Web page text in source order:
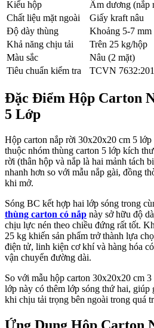
Kiểu hộp
Âm dương (nắp
Chất liệu mặt ngoài
Giấy kraft nâu
Độ dày thùng
Khoảng 5-7 mm
Khả năng chịu tải
Trên 25 kg/hộp
Màu sắc
Nâu (2 mặt)
Tiêu chuẩn kiểm tra
TCVN
Đặc Điểm Hộp Carton
5 Lớp
Hộp carton nắp rời 30x20x20 cm 5
thuộc nhóm thùng carton 5 lớp kích
rời (thân hộp và nắp là hai mảnh tách
nhanh hơn so với mẫu nắp gài, đồng
khi mở.
Sóng BC kết hợp hai lớp sóng trong
thùng carton có nắp này sở hữu độ
chịu lực nén theo chiều đứng rất tốt.
25 kg khiến sản phẩm trở thành lựa
điện tử, linh kiện cơ khí và hàng hóa
vận chuyển đường dài.
So với mẫu hộp carton 30x20x20 cm
lớp này có thêm lớp sóng thứ hai, giúp
khi chịu tải trọng bên ngoài trong quá
Ứng Dụng Hộp Carton